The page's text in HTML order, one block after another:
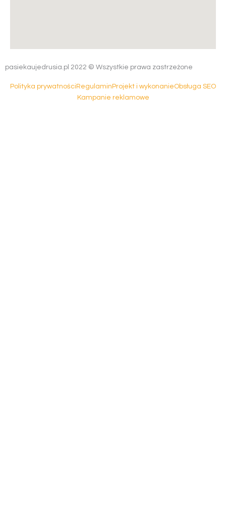
pasiekaujedrusia.pl 2022 © Wszystkie prawa zastrzeżone
Polityka prywatności Regulamin Projekt i wykonanieObsługa SEO
Kampanie reklamowe